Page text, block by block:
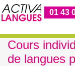
01 43
Cours
de langues